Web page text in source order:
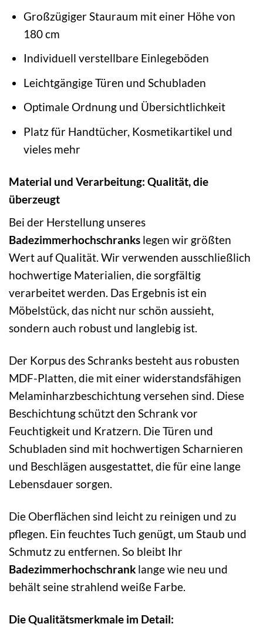
Großzügiger Stauraum mit einer Höhe von
180 cm
Individuell verstellbare Einlegeböden
Leichtgängige Türen und Schubladen
Optimale Ordnung und Übersichtlichkeit
Platz für Handtücher, Kosmetikartikel und
vieles mehr
Material und Verarbeitung: Qualität, die
überzeugt
Bei der Herstellung unseres
Badezimmerhochschranks legen wir größten
Wert auf Qualität. Wir verwenden ausschließlich
hochwertige Materialien, die sorgfältig
verarbeitet werden. Das Ergebnis ist ein
Möbelstück, das nicht nur schön aussieht,
sondern auch robust und langlebig ist.
Der Korpus des Schranks besteht aus robusten
MDF-Platten, die mit einer widerstandsfähigen
Melaminharzbeschichtung versehen sind. Diese
Beschichtung schützt den Schrank vor
Feuchtigkeit und Kratzern. Die Türen und
Schubladen sind mit hochwertigen Scharnieren
und Beschlägen ausgestattet, die für eine lange
Lebensdauer sorgen.
Die Oberflächen sind leicht zu reinigen und zu
pflegen. Ein feuchtes Tuch genügt, um Staub und
Schmutz zu entfernen. So bleibt Ihr
Badezimmerhochschrank lange wie neu und
behält seine strahlend weiße Farbe.
Die Qualitätsmerkmale im Detail: